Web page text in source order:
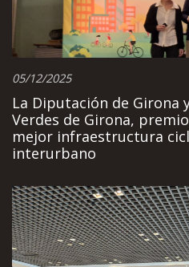
05/12/2025
La Diputación de Girona
Verdes de Girona,
mejor infraestructura
interurbano